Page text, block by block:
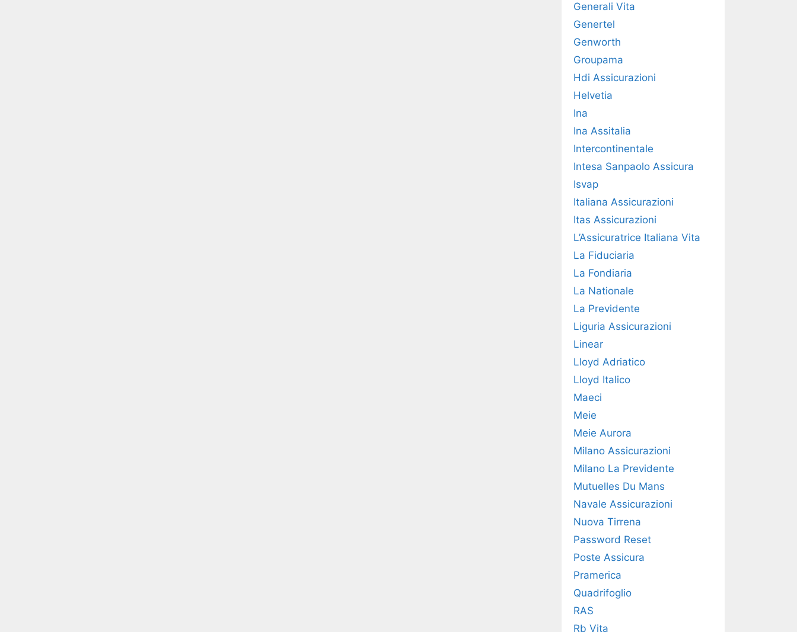
Generali Vita
Genertel
Genworth
Groupama
Hdi Assicurazioni
Helvetia
Ina
Ina Assitalia
Intercontinentale
Intesa Sanpaolo Assicura
Isvap
Italiana Assicurazioni
Itas Assicurazioni
L’Assicuratrice Italiana Vita
La Fiduciaria
La Fondiaria
La Nationale
La Previdente
Liguria Assicurazioni
Linear
Lloyd Adriatico
Lloyd Italico
Maeci
Meie
Meie Aurora
Milano Assicurazioni
Milano La Previdente
Mutuelles Du Mans
Navale Assicurazioni
Nuova Tirrena
Password Reset
Poste Assicura
Pramerica
Quadrifoglio
RAS
Rb Vita